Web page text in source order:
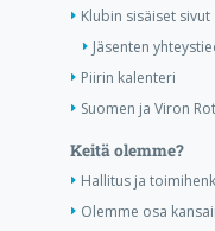
Klubin sisäiset sivut
Jäsenten
Piirin kalenteri
Suomen ja Viron
Keitä olemme?
Hallitus ja
Olemme osa